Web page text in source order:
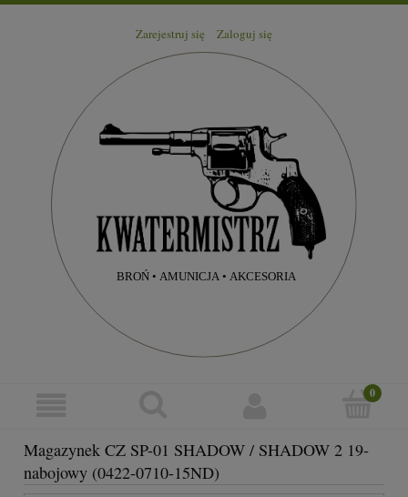
Zarejestruj się Zaloguj się
Magazynek CZ SP-01 SHADOW / SHADOW 2 19-
nabojowy (0422-0710-15ND)